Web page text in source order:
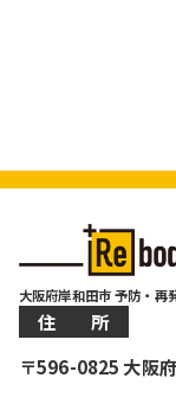
大阪府岸和田市 予防・
住 所
〒596-0825 大阪